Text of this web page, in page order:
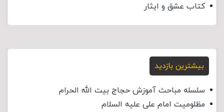
کتاب عشق و ایثار
بیشترین بازدید
سلسله مباحث آموزش حجاج بیت الله الحرام
مظلومیت امام علی علیه السلام